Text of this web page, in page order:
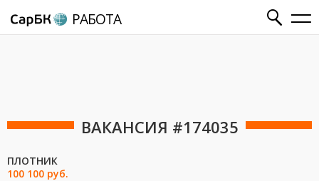
РАБОТА
ВАКАНСИЯ #174035
ПЛОТНИК
100 100 руб.